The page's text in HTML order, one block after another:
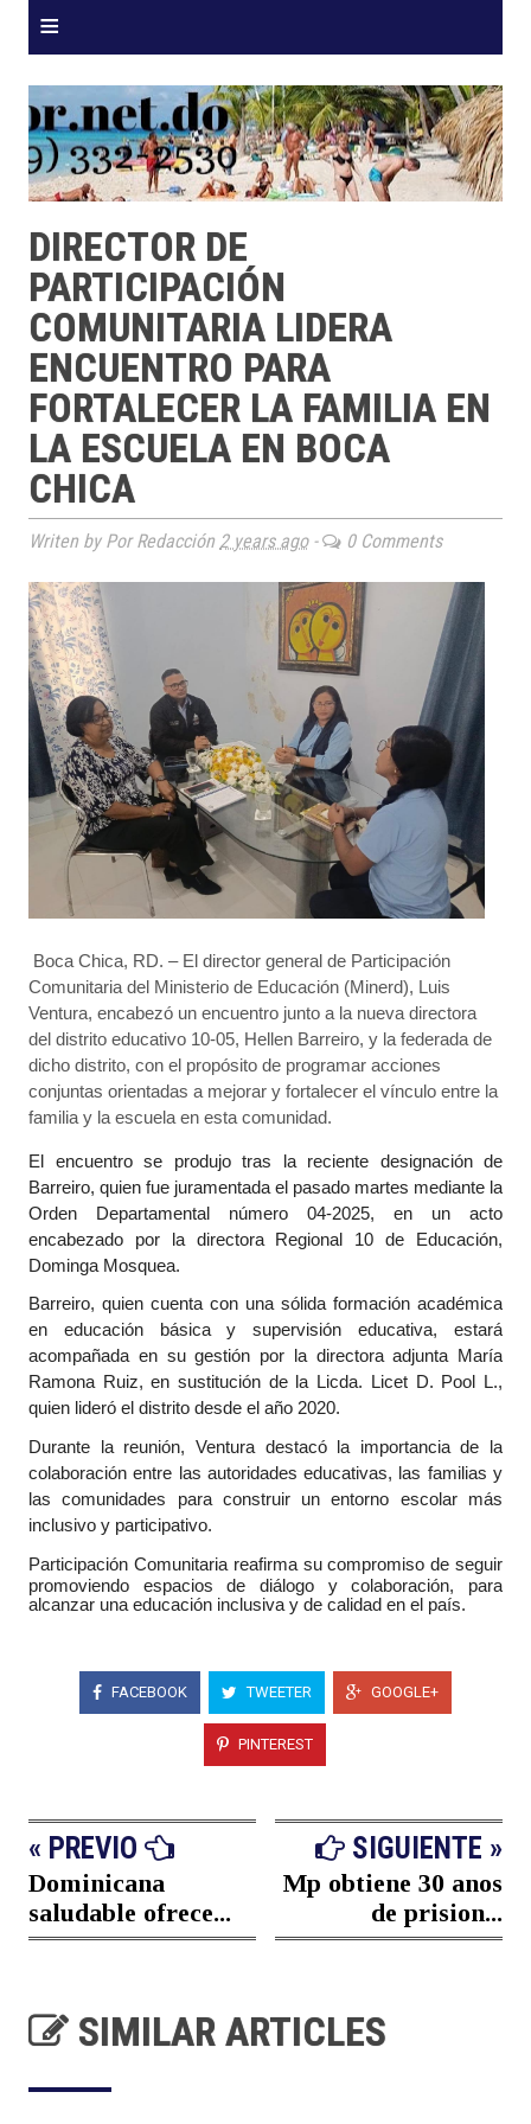
≡
DIRECTOR DE
PARTICIPACIÓN
COMUNITARIA LIDERA
ENCUENTRO PARA
FORTALECER LA FAMILIA EN
LA ESCUELA EN BOCA
CHICA
Writen by Por Redacción 2 years ago- 0 Comments
Boca Chica, RD. – El director general de Participación
Comunitaria del Ministerio de Educación (Minerd), Luis
Ventura, encabezó un encuentro junto a la nueva directora
del distrito educativo 10-05, Hellen Barreiro, y la federada de
dicho distrito, con el propósito de programar acciones
conjuntas orientadas a mejorar y fortalecer el vínculo entre la
familia y la escuela en esta comunidad.
El encuentro se produjo tras la reciente designación de
Barreiro, quien fue juramentada el pasado martes mediante la
Orden Departamental número 04-2025, en un acto
encabezado por la directora Regional 10 de Educación,
Dominga Mosquea.
Barreiro, quien cuenta con una sólida formación académica
en educación básica y supervisión educativa, estará
acompañada en su gestión por la directora adjunta María
Ramona Ruiz, en sustitución de la Licda. Licet D. Pool L.,
quien lideró el distrito desde el año 2020.
Durante la reunión, Ventura destacó la importancia de la
colaboración entre las autoridades educativas, las familias y
las comunidades para construir un entorno escolar más
inclusivo y participativo.
Participación Comunitaria reafirma su compromiso de seguir
promoviendo espacios de diálogo y colaboración, para
alcanzar una educación inclusiva y de calidad en el país.
FACEBOOK TWEETER GOOGLE+
PINTEREST
« PREVIO
Dominicana
saludable ofrece...
SIGUIENTE »
Mp obtiene 30 anos
de prision...
SIMILAR ARTICLES